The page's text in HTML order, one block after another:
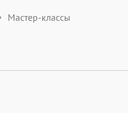
Мастер-классы